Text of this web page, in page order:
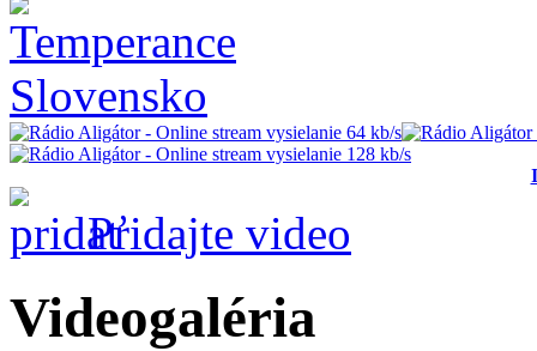
Pridajte video
Videogaléria